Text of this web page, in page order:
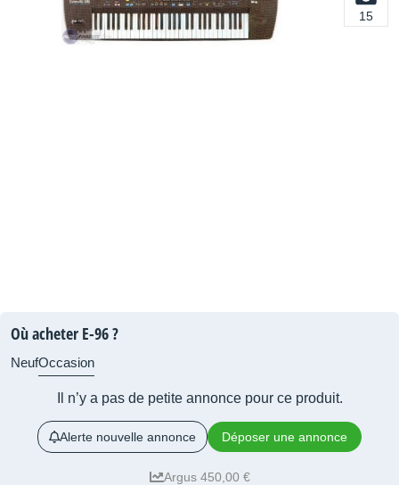
15
Où acheter E-96 ?
NeufOccasion
Il n’y a pas de petite annonce pour ce produit.
Alerte nouvelle annonce Déposer une annonce
Argus 450,00 €